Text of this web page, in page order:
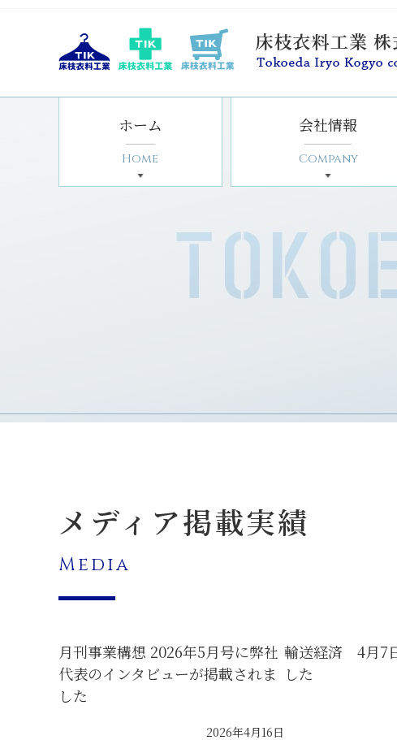
ホーム
Home
会社情報
Company
メディア掲載実績
Media
月刊事業構想 2026年5月号に弊社
代表のインタビューが掲載されま
した
2026年4月16日
輸送経済 4月7
した